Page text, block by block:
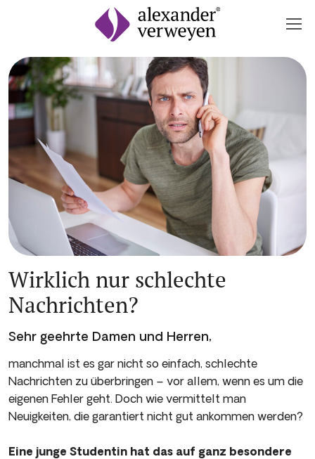
Zum Inhalt springen
Wirklich nur schlechte
Nachrichten?
Sehr geehrte Damen und Herren,
manchmal ist es gar nicht so einfach, schlechte
Nachrichten zu überbringen – vor allem, wenn es um die
eigenen Fehler geht. Doch wie vermittelt man
Neuigkeiten, die garantiert nicht gut ankommen werden?
Eine junge Studentin hat das auf ganz besondere